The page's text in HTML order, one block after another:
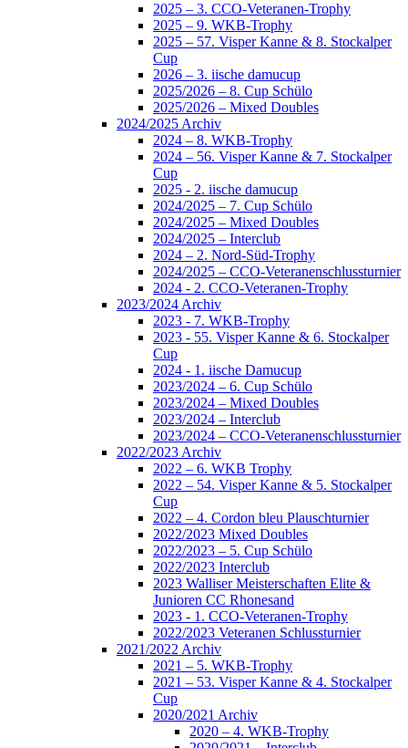
2025 – 3. CCO-Veteranen-Trophy
2025 – 9. WKB-Trophy
2025 – 57. Visper Kanne & 8. Stockalper
Cup
2026 – 3. iische damucup
2025/2026 – 8. Cup Schülo
2025/2026 – Mixed Doubles
2024/2025 Archiv
2024 – 8. WKB-Trophy
2024 – 56. Visper Kanne & 7. Stockalper
Cup
2025 - 2. iische damucup
2024/2025 – 7. Cup Schülo
2024/2025 – Mixed Doubles
2024/2025 – Interclub
2024 – 2. Nord-Süd-Trophy
2024/2025 – CCO-Veteranenschlussturnier
2024 - 2. CCO-Veteranen-Trophy
2023/2024 Archiv
2023 - 7. WKB-Trophy
2023 - 55. Visper Kanne & 6. Stockalper
Cup
2024 - 1. iische Damucup
2023/2024 – 6. Cup Schülo
2023/2024 – Mixed Doubles
2023/2024 – Interclub
2023/2024 – CCO-Veteranenschlussturnier
2022/2023 Archiv
2022 – 6. WKB Trophy
2022 – 54. Visper Kanne & 5. Stockalper
Cup
2022 – 4. Cordon bleu Plauschturnier
2022/2023 Mixed Doubles
2022/2023 – 5. Cup Schülo
2022/2023 Interclub
2023 Walliser Meisterschaften Elite &
Junioren CC Rhonesand
2023 - 1. CCO-Veteranen-Trophy
2022/2023 Veteranen Schlussturnier
2021/2022 Archiv
2021 – 5. WKB-Trophy
2021 – 53. Visper Kanne & 4. Stockalper
Cup
2020/2021 Archiv
2020 – 4. WKB-Trophy